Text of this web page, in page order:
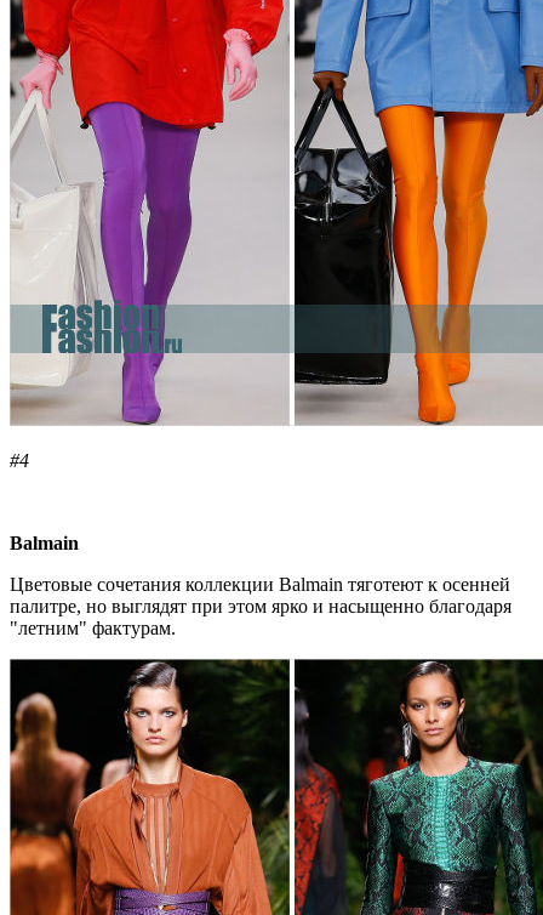
#4
Balmain
Цветовые сочетания коллекции Balmain тяготеют к осенней
палитре, но выглядят при этом ярко и насыщенно благодаря
"летним" фактурам.